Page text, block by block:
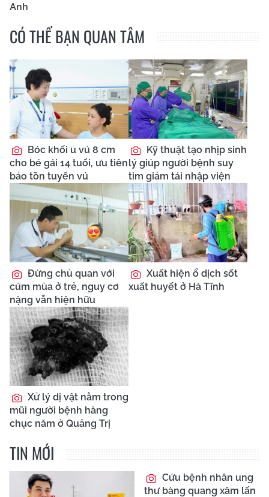
Anh
CÓ THỂ BẠN QUAN TÂM
Bóc khối u vú 8 cm
cho bé gái 14 tuổi, ưu tiên
bảo tồn tuyến vú
Kỹ thuật tạo nhịp sinh
lý giúp người bệnh suy
tim giảm tái nhập viện
Đừng chủ quan với
cúm mùa ở trẻ, nguy cơ
nặng vẫn hiện hữu
Xuất hiện ổ dịch sốt
xuất huyết ở Hà Tĩnh
Xử lý dị vật nằm trong
mũi người bệnh hàng
chục năm ở Quảng Trị
TIN MỚI
Cứu bệnh nhân ung
thư bàng quang xâm lấn